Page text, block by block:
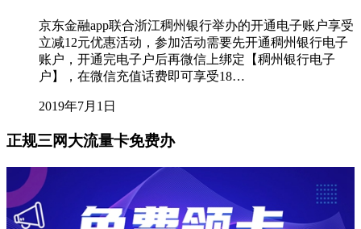
京东金融app联合浙江稠州银行举办的开通电子账户享受
立减12元优惠活动，参加活动需要先开通稠州银行电子
账户，开通完电子户后再微信上绑定【稠州银行电子
户】，在微信充值话费即可享受18…
2019年7月1日
正规三网大流量卡免费办